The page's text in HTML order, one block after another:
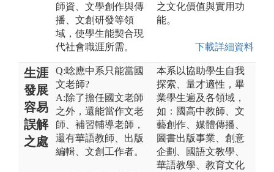
師資、文學創作與傳
播、文創研發等領
域，使學生能契合現
代社會職涯所需。
之文化價值與實用功
能。
下載詳細資料
生涯
發展
容易
誤解
之處
Q:唸應中系只能當國
文老師?
A:除了擔任國文老師
之外，還能當作文老
師、補習輔導老師，
還有華語教師、出版
編輯、文創工作者。
本系以協助學生自我
探索、量才適性，畢
業學生遍及各領域，
如：國高中教師、文
藝創作、媒體傳播、
圖書出版事業、創意
企劃、國語文教學、
華語教學、教育文化